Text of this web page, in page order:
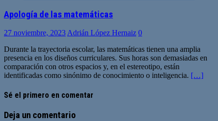
Apología de las matemáticas
27 noviembre, 2023Adrián López Hernaiz 0
Durante la trayectoria escolar, las matemáticas tienen una amplia
presencia en los diseños curriculares. Sus horas son demasiadas en
comparación con otros espacios y, en el estereotipo, están
identificadas como sinónimo de conocimiento o inteligencia. […]
Sé el primero en comentar
Deja un comentario